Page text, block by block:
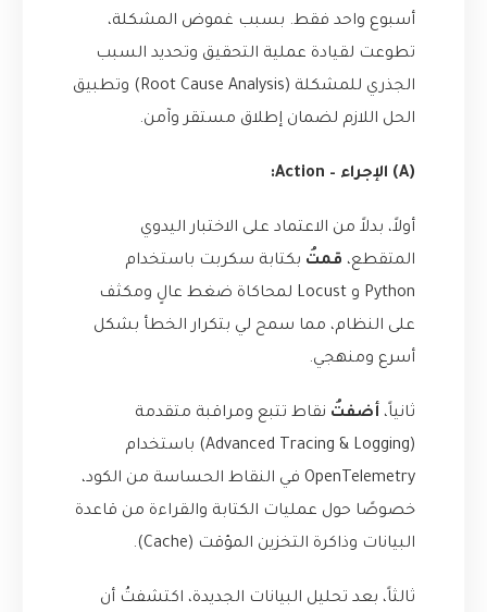
أسبوع واحد فقط. بسبب غموض المشكلة،
تطوعت لقيادة عملية التحقيق وتحديد السبب
الجذري للمشكلة (Root Cause Analysis) وتطبيق
الحل اللازم لضمان إطلاق مستقر وآمن.
(A) الإجراء – Action:
أولاً، بدلاً من الاعتماد على الاختبار اليدوي
المتقطع، قمتُ بكتابة سكربت باستخدام
Python و Locust لمحاكاة ضغط عالٍ ومكثف
على النظام، مما سمح لي بتكرار الخطأ بشكل
أسرع ومنهجي.
ثانياً، أضفتُ نقاط تتبع ومراقبة متقدمة
(Advanced Tracing & Logging) باستخدام
OpenTelemetry في النقاط الحساسة من الكود،
خصوصًا حول عمليات الكتابة والقراءة من قاعدة
البيانات وذاكرة التخزين المؤقت (Cache).
ثالثاً، بعد تحليل البيانات الجديدة، اكتشفتُ أن